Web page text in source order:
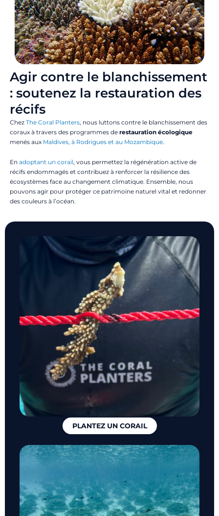
Agir contre le blanchissement
: soutenez la restauration des
récifs
Chez The Coral Planters, nous luttons contre le blanchissement des
coraux à travers des programmes de restauration écologique
menés aux Maldives, à Rodrigues et au Mozambique.
En adoptant un corail, vous permettez la régénération active de
récifs endommagés et contribuez à renforcer la résilience des
écosystèmes face au changement climatique. Ensemble, nous
pouvons agir pour protéger ce patrimoine naturel vital et redonner
des couleurs à l’océan.
PLANTEZ UN CORAIL